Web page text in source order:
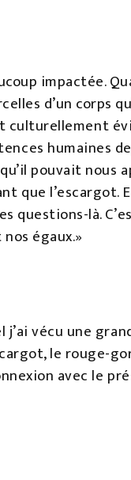
impactée.
d’un corps
culturellement
humaines
pouvait nous
que l’escargot.
questions-là.
égaux.»
vécu une
le rouge-
avec le